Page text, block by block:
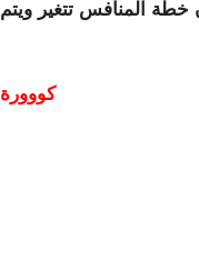
خطة المنافس تتغير ويتم
كووورة